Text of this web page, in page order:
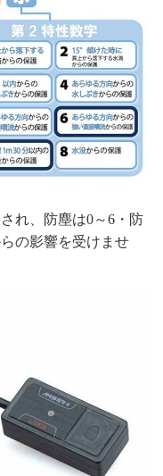
れ、防塵は0～6・防
の影響を受けませ